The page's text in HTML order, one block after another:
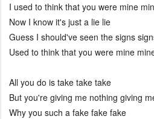
I used to think that you were mine
Now I know it's just a lie lie
Guess I should've seen the signs
Used to think that you were mine
All you do is take take take
But you're giving me nothing giving
Why you such a fake fake fake